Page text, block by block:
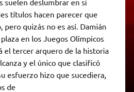
y
L
n
k
i
l
n
t
F
r
i
n
d
l
y
títulos hacen parecer que
quizás no es así. Damián
en los Juegos Olímpicos
el tercer arquero de la historia
y el único que clasificó
esfuerzo hizo que sucediera,
de